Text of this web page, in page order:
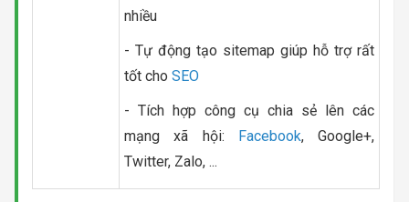
nhiều
- Tự động tạo sitemap giúp hỗ trợ rất
tốt cho SEO
- Tích hợp công cụ chia sẻ lên các
mạng xã hội: Facebook, Google+,
Twitter, Zalo, ...